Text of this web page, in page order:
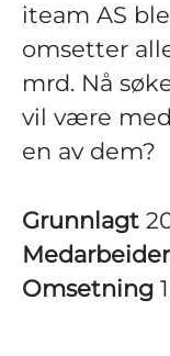
iteam AS
omsetter
mrd. Nå
vil være
en av dem?
Grunnlagt
Omsetning